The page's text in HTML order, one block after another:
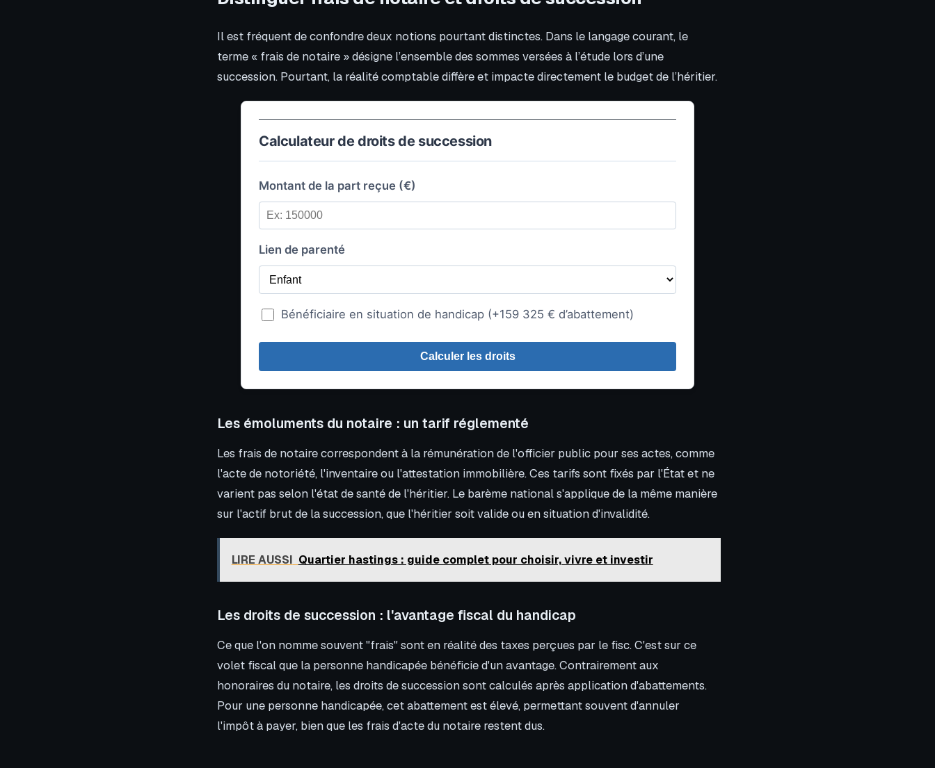
Il est fréquent de confondre deux notions pourtant distinctes. Dans le langage courant, le
terme « frais de notaire » désigne l’ensemble des sommes versées à l’étude lors d’une
succession. Pourtant, la réalité comptable diffère et impacte directement le budget de l’héritier.
Calculateur de droits de succession
Montant de la part reçue (€)
Lien de parenté
Bénéficiaire en situation de handicap (+159 325 € d’abattement)
Calculer les droits
Les émoluments du notaire : un tarif réglementé
Les frais de notaire correspondent à la rémunération de l'officier public pour ses actes, comme
l'acte de notoriété, l'inventaire ou l'attestation immobilière. Ces tarifs sont fixés par l'État et ne
varient pas selon l'état de santé de l'héritier. Le barème national s'applique de la même manière
sur l'actif brut de la succession, que l'héritier soit valide ou en situation d'invalidité.
LIRE AUSSI Quartier hastings : guide complet pour choisir, vivre et investir
Les droits de succession : l'avantage fiscal du handicap
Ce que l'on nomme souvent "frais" sont en réalité des taxes perçues par le fisc. C'est sur ce
volet fiscal que la personne handicapée bénéficie d'un avantage. Contrairement aux
honoraires du notaire, les droits de succession sont calculés après application d'abattements.
Pour une personne handicapée, cet abattement est élevé, permettant souvent d'annuler
l'impôt à payer, bien que les frais d'acte du notaire restent dus.